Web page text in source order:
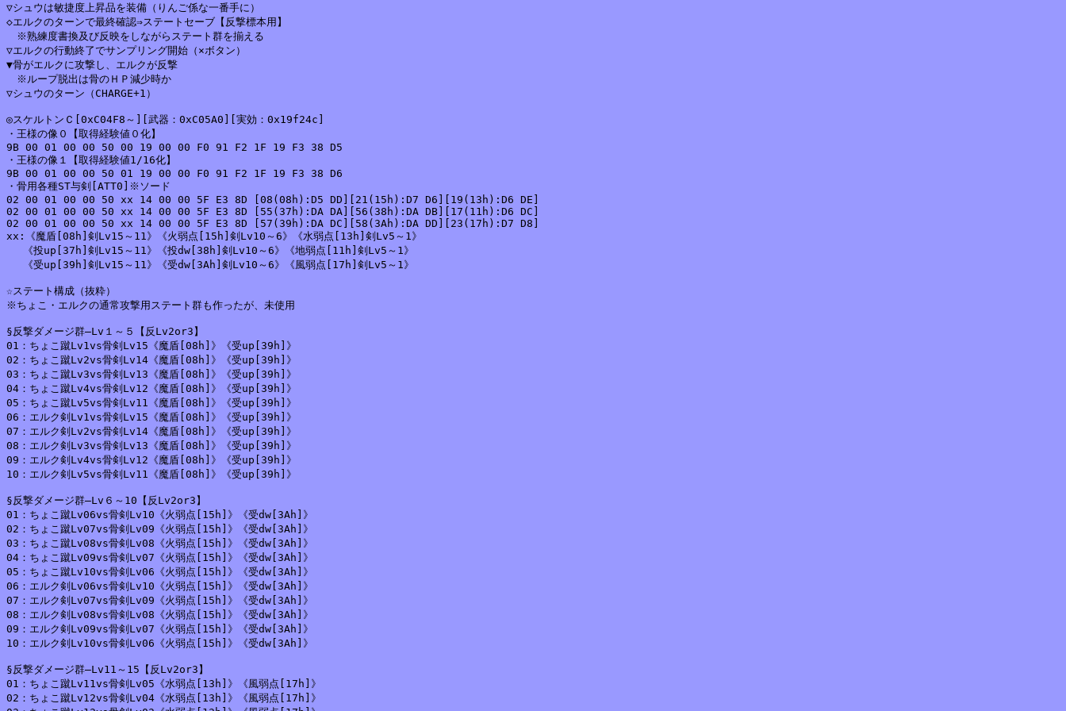
▽シュウは敏捷度上昇品を装備（りんご係な一番手に）
◇エルクのターンで最終確認⇒ステートセーブ【反撃標本用】
※熟練度書換及び反映をしながらステート群を揃える
▽エルクの行動終了でサンプリング開始（×ボタン）
▼骨がエルクに攻撃し、エルクが反撃
※ループ脱出は骨のＨＰ減少時か
▽シュウのターン（CHARGE+1）
◎スケルトンＣ[0xC04F8～][武器：0xC05A0][実効：0x19f24c]
・王様の像０【取得経験値０化】
9B 00 01 00 00 50 00 19 00 00 F0 91 F2 1F 19 F3 38 D5
・王様の像１【取得経験値1/16化】
9B 00 01 00 00 50 01 19 00 00 F0 91 F2 1F 19 F3 38 D6
・骨用各種ST与剣[ATT0]※ソード
02 00 01 00 00 50 xx 14 00 00 5F E3 8D [08(08h):D5 DD][21(15h):D7 D6][19(13h):D6 DE]
02 00 01 00 00 50 xx 14 00 00 5F E3 8D [55(37h):DA DA][56(38h):DA DB][17(11h):D6 DC]
02 00 01 00 00 50 xx 14 00 00 5F E3 8D [57(39h):DA DC][58(3Ah):DA DD][23(17h):D7 D8]
xx:《魔盾[08h]剣Lv15～11》《火弱点[15h]剣Lv10～6》《水弱点[13h]剣Lv5～1》
《投up[37h]剣Lv15～11》《投dw[38h]剣Lv10～6》《地弱点[11h]剣Lv5～1》
《受up[39h]剣Lv15～11》《受dw[3Ah]剣Lv10～6》《風弱点[17h]剣Lv5～1》
☆ステート構成（抜粋）
※ちょこ・エルクの通常攻撃用ステート群も作ったが、未使用
§反撃ダメージ群―Lv１～５【反Lv2or3】
01：ちょこ蹴Lv1vs骨剣Lv15《魔盾[08h]》《受up[39h]》
02：ちょこ蹴Lv2vs骨剣Lv14《魔盾[08h]》《受up[39h]》
03：ちょこ蹴Lv3vs骨剣Lv13《魔盾[08h]》《受up[39h]》
04：ちょこ蹴Lv4vs骨剣Lv12《魔盾[08h]》《受up[39h]》
05：ちょこ蹴Lv5vs骨剣Lv11《魔盾[08h]》《受up[39h]》
06：エルク剣Lv1vs骨剣Lv15《魔盾[08h]》《受up[39h]》
07：エルク剣Lv2vs骨剣Lv14《魔盾[08h]》《受up[39h]》
08：エルク剣Lv3vs骨剣Lv13《魔盾[08h]》《受up[39h]》
09：エルク剣Lv4vs骨剣Lv12《魔盾[08h]》《受up[39h]》
10：エルク剣Lv5vs骨剣Lv11《魔盾[08h]》《受up[39h]》
§反撃ダメージ群―Lv６～10【反Lv2or3】
01：ちょこ蹴Lv06vs骨剣Lv10《火弱点[15h]》《受dw[3Ah]》
02：ちょこ蹴Lv07vs骨剣Lv09《火弱点[15h]》《受dw[3Ah]》
03：ちょこ蹴Lv08vs骨剣Lv08《火弱点[15h]》《受dw[3Ah]》
04：ちょこ蹴Lv09vs骨剣Lv07《火弱点[15h]》《受dw[3Ah]》
05：ちょこ蹴Lv10vs骨剣Lv06《火弱点[15h]》《受dw[3Ah]》
06：エルク剣Lv06vs骨剣Lv10《火弱点[15h]》《受dw[3Ah]》
07：エルク剣Lv07vs骨剣Lv09《火弱点[15h]》《受dw[3Ah]》
08：エルク剣Lv08vs骨剣Lv08《火弱点[15h]》《受dw[3Ah]》
09：エルク剣Lv09vs骨剣Lv07《火弱点[15h]》《受dw[3Ah]》
10：エルク剣Lv10vs骨剣Lv06《火弱点[15h]》《受dw[3Ah]》
§反撃ダメージ群―Lv11～15【反Lv2or3】
01：ちょこ蹴Lv11vs骨剣Lv05《水弱点[13h]》《風弱点[17h]》
02：ちょこ蹴Lv12vs骨剣Lv04《水弱点[13h]》《風弱点[17h]》